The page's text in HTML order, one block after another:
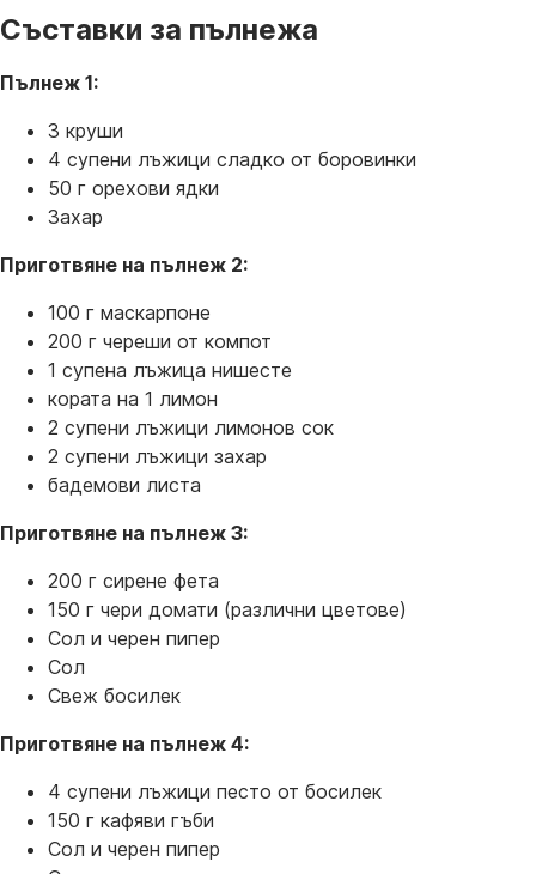
Съставки за пълнежа
Пълнеж 1:
3 круши
4 супени лъжици сладко от боровинки
50 г орехови ядки
Захар
Приготвяне на пълнеж 2:
100 г маскарпоне
200 г череши от компот
1 супена лъжица нишесте
кората на 1 лимон
2 супени лъжици лимонов сок
2 супени лъжици захар
бадемови листа
Приготвяне на пълнеж 3:
200 г сирене фета
150 г чери домати (различни цветове)
Сол и черен пипер
Сол
Свеж босилек
Приготвяне на пълнеж 4:
4 супени лъжици песто от босилек
150 г кафяви гъби
Сол и черен пипер